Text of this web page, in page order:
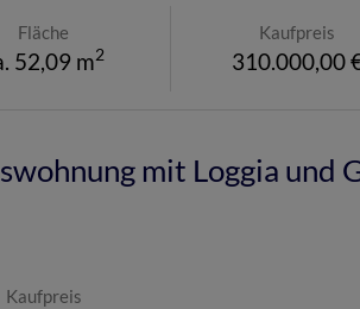
Fläche
52,09 m2
Kaufpreis
310.000,00
mit Loggia und
Kaufpreis